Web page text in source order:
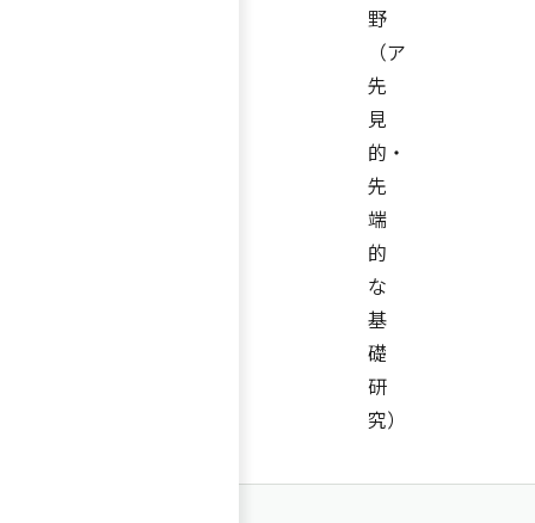
野
（ア
先
見
的・
先
端
的
な
基
礎
研
究）